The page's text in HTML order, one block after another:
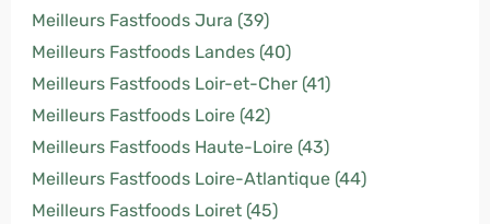
Meilleurs Fastfoods Jura (39)
Meilleurs Fastfoods Landes (40)
Meilleurs Fastfoods Loir-et-Cher (41)
Meilleurs Fastfoods Loire (42)
Meilleurs Fastfoods Haute-Loire (43)
Meilleurs Fastfoods Loire-Atlantique (44)
Meilleurs Fastfoods Loiret (45)